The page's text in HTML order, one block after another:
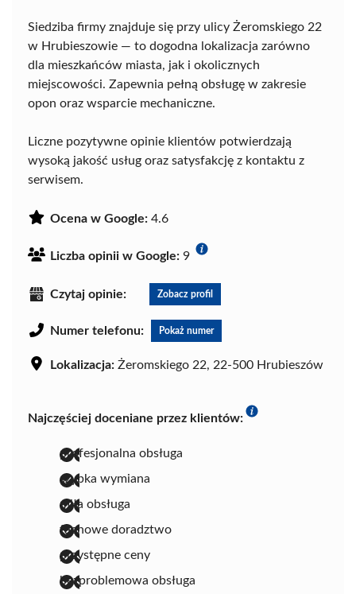
Siedziba firmy znajduje się przy ulicy Żeromskiego 22
w Hrubieszowie — to dogodna lokalizacja zarówno
dla mieszkańców miasta, jak i okolicznych
miejscowości. Zapewnia pełną obsługę w zakresie
opon oraz wsparcie mechaniczne.
Liczne pozytywne opinie klientów potwierdzają
wysoką jakość usług oraz satysfakcję z kontaktu z
serwisem.
Ocena w Google: 4.6
Liczba opinii w Google: 9
Czytaj opinie: Zobacz profil
Numer telefonu: Pokaż numer
Lokalizacja: Żeromskiego 22, 22-500 Hrubieszów
Najczęściej doceniane przez klientów:
profesjonalna obsługa
szybka wymiana
miła obsługa
fachowe doradztwo
przystępne ceny
bezproblemowa obsługa